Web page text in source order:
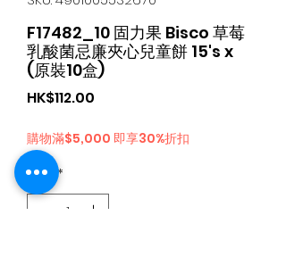
F17482_10 固力果 Bisco 草莓
乳酸菌忌廉夾心兒童餅 15's x
(原裝10盒)
HK$112.00
購物滿$5,000 即享30%折扣
수량 *